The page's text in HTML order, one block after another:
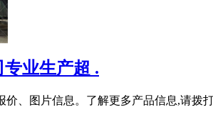
业生产超 .
、图片信息。了解更多产品信息,请